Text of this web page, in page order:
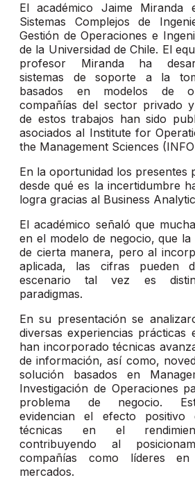
El académico Jaime
Sistemas Complejos de
Gestión de Operaciones e
de la Universidad de Chile. El
profesor Miranda ha
sistemas de soporte a la
basados en modelos de
compañías del sector privado
de estos trabajos han sido
asociados al Institute for
the Management Sciences
En la oportunidad los presentes
desde qué es la incertidumbre
logra gracias al Business
El académico señaló que
en el modelo de negocio, que
de cierta manera, pero al
aplicada, las cifras pueden
escenario tal vez es
paradigmas.
En su presentación se
diversas experiencias prácticas
han incorporado técnicas
de información, así como,
solución basados en
Investigación de Operaciones
problema de negocio.
evidencian el efecto positivo
técnicas en el
contribuyendo al
compañías como líderes en
mercados.